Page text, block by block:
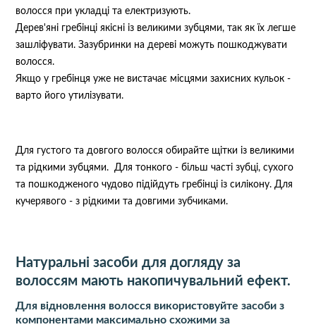
волосся при укладці та електризують.
Дерев'яні гребінці якісні із великими зубцями, так як їх легше
зашліфувати. Зазубринки на дереві можуть пошкоджувати
волосся.
Якщо у гребінця уже не вистачає місцями захисних кульок -
варто його утилізувати.
Для густого та довгого волосся обирайте щітки із великими
та рідкими зубцями. Для тонкого - більш часті зубці, сухого
та пошкодженого чудово підійдуть гребінці із силікону. Для
кучерявого - з рідкими та довгими зубчиками.
Натуральні засоби для догляду за
волоссям мають накопичувальний ефект.
Для відновлення волосся використовуйте засоби з
компонентами максимально схожими за